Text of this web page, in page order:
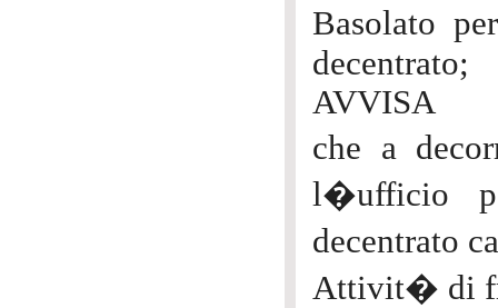
Basolato
decentrato;
AVVISA
che a
l�ufficio
decentrato
Attivit� di